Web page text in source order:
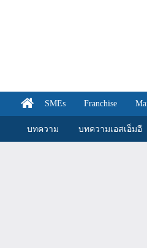
SMEs Franchise
บทความ บทความเอสเอ็มอี